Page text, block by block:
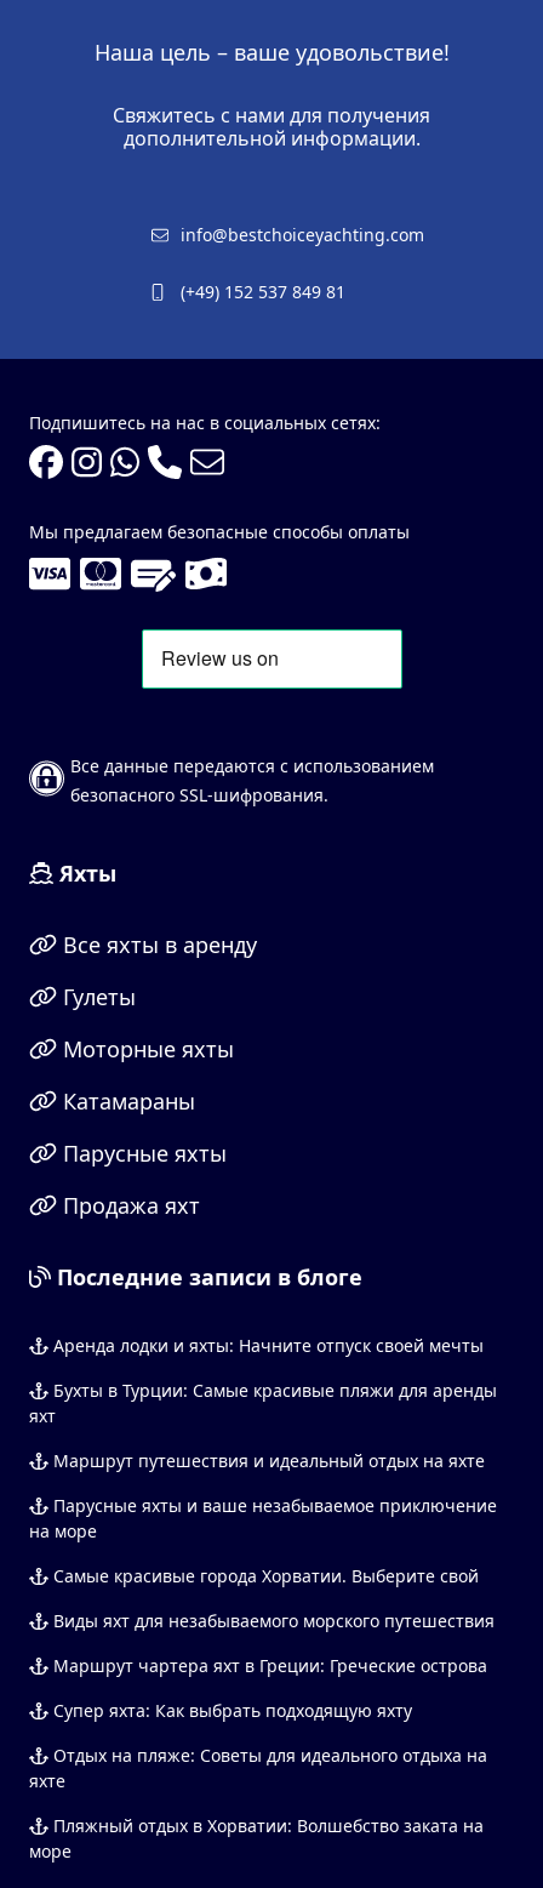
Наша цель – ваше удовольствие!
Свяжитесь с нами для получения
дополнительной информации.
info@bestchoiceyachting.com
(+49) 152 537 849 81
Подпишитесь на нас в социальных сетях:
Мы предлагаем безопасные способы оплаты
Все данные передаются с использованием
безопасного SSL-шифрования.
Яхты
Все яхты в аренду
Гулеты
Моторные яхты
Катамараны
Парусные яхты
Продажа яхт
Последние записи в блоге
Аренда лодки и яхты: Начните отпуск своей мечты
Бухты в Турции: Самые красивые пляжи для аренды
яхт
Маршрут путешествия и идеальный отдых на яхте
Парусные яхты и ваше незабываемое приключение
на море
Самые красивые города Хорватии. Выберите свой
Виды яхт для незабываемого морского путешествия
Маршрут чартера яхт в Греции: Греческие острова
Супер яхта: Как выбрать подходящую яхту
Отдых на пляже: Советы для идеального отдыха на
яхте
Пляжный отдых в Хорватии: Волшебство заката на
море